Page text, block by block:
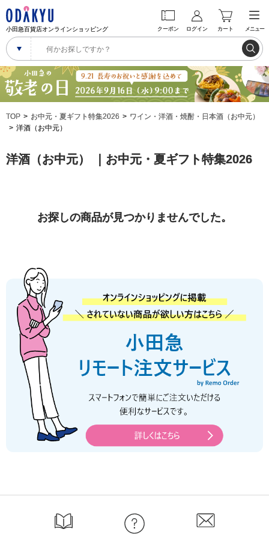
小田急百貨店オンラインショッピング クーポン ログイン カート メニュー
TOP お中元・夏ギフト特集2026
ワイン・洋酒・焼酎・日本酒（お中元）
洋酒（お中元）
洋酒（お中元） ｜お中元・夏ギフト特集2026
お探しの商品が見つかりませんでした。